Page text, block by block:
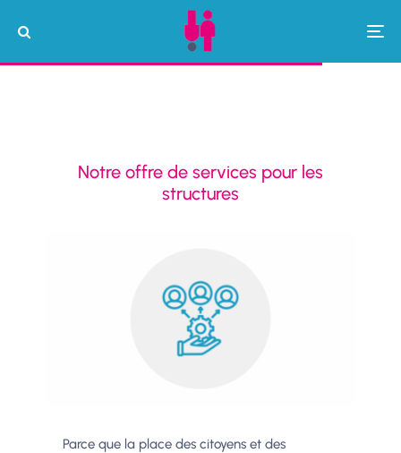
Notre offre de services pour les
structures
Parce que la place des citoyens et des